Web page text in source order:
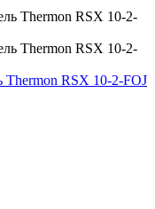
RSX 10-2-FOJ